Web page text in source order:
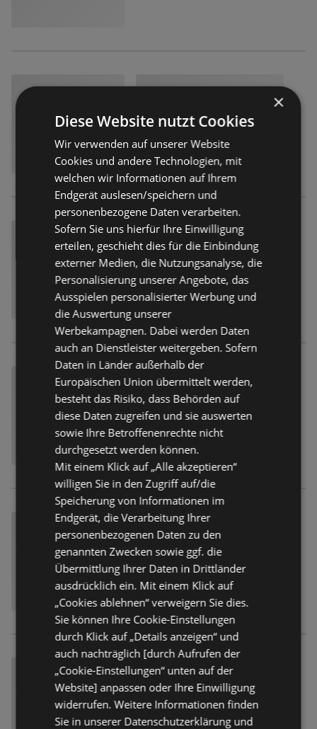
×
Diese Website nutzt Cookies
Wir verwenden auf unserer Website
Cookies und andere Technologien, mit
welchen wir Informationen auf Ihrem
Endgerät auslesen/speichern und
personenbezogene Daten verarbeiten.
Sofern Sie uns hierfür Ihre Einwilligung
erteilen, geschieht dies für die Einbindung
externer Medien, die Nutzungsanalyse, die
Personalisierung unserer Angebote, das
Ausspielen personalisierter Werbung und
die Auswertung unserer
Werbekampagnen. Dabei werden Daten
auch an Dienstleister weitergeben. Sofern
Daten in Länder außerhalb der
Europäischen Union übermittelt werden,
besteht das Risiko, dass Behörden auf
diese Daten zugreifen und sie auswerten
sowie Ihre Betroffenenrechte nicht
durchgesetzt werden können.
Mit einem Klick auf „Alle akzeptieren“
willigen Sie in den Zugriff auf/die
Speicherung von Informationen im
Endgerät, die Verarbeitung Ihrer
personenbezogenen Daten zu den
genannten Zwecken sowie ggf. die
Übermittlung Ihrer Daten in Drittländer
ausdrücklich ein. Mit einem Klick auf
„Cookies ablehnen“ verweigern Sie dies.
Sie können Ihre Cookie-Einstellungen
durch Klick auf „Details anzeigen“ und
auch nachträglich [durch Aufrufen der
„Cookie-Einstellungen“ unten auf der
Website] anpassen oder Ihre Einwilligung
widerrufen. Weitere Informationen finden
Sie in unserer Datenschutzerklärung und